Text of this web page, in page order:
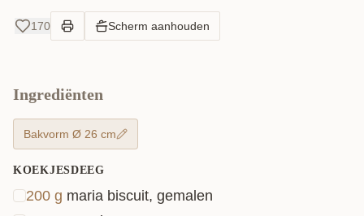
de herkenbare geur weet je meteen dat het om de
welbekende avocado gaat! Dan kan het feestje
Je kunt de smaak vergelijken met de Marokkaanse
avocado milkshake alleen is dit romiger van smaak
en stevig van structuur. Door de combinatie van de
boterzachte vruchtvlees, monchou en
koekjesdeeg beleef je een pure smaakplezier.
170 Scherm aanhouden
Ingrediënten
Bakvorm Ø 26 cm
KOEKJESDEEG
200 g maria biscuit, gemalen